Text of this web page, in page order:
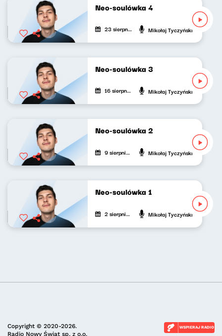
Neo-soulówka 4
23 sierpnia 2022 Mikołaj Tyczyński
Neo-soulówka 3
16 sierpnia 2022 Mikołaj Tyczyński
Neo-soulówka 2
9 sierpnia 2022 Mikołaj Tyczyński
Neo-soulówka 1
2 sierpnia 2022 Mikołaj Tyczyński
Copyright © 2020-2026.
Radio Nowy Świat sp. z o.o.
WSPIERAJ RADIO